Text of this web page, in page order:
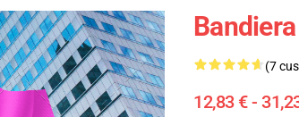
(7
12,83 € -